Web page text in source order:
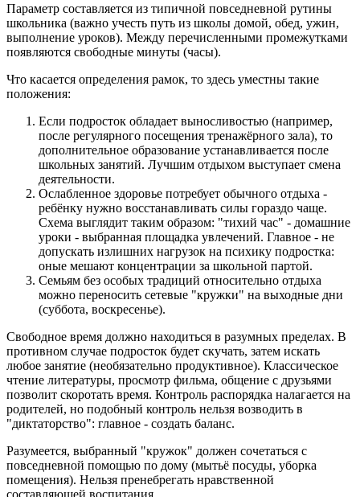
Параметр составляется из типичной повседневной рутины
школьника (важно учесть путь из школы домой, обед, ужин,
выполнение уроков). Между перечисленными промежутками
появляются свободные минуты (часы).
Что касается определения рамок, то здесь уместны такие
положения:
Если подросток обладает выносливостью (например,
после регулярного посещения тренажёрного зала), то
дополнительное образование устанавливается после
школьных занятий. Лучшим отдыхом выступает смена
деятельности.
Ослабленное здоровье потребует обычного отдыха -
ребёнку нужно восстанавливать силы гораздо чаще.
Схема выглядит таким образом: "тихий час" - домашние
уроки - выбранная площадка увлечений. Главное - не
допускать излишних нагрузок на психику подростка:
оные мешают концентрации за школьной партой.
Семьям без особых традиций относительно отдыха
можно переносить сетевые "кружки" на выходные дни
(суббота, воскресенье).
Свободное время должно находиться в разумных пределах. В
противном случае подросток будет скучать, затем искать
любое занятие (необязательно продуктивное). Классическое
чтение литературы, просмотр фильма, общение с друзьями
позволит скоротать время. Контроль распорядка налагается на
родителей, но подобный контроль нельзя возводить в
"диктаторство": главное - создать баланс.
Разумеется, выбранный "кружок" должен сочетаться с
повседневной помощью по дому (мытьё посуды, уборка
помещения). Нельзя пренебрегать нравственной
составляющей воспитания.